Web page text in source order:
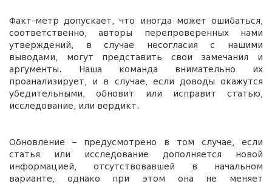
Факт-метр допускает, что иногда может ошибаться,
соответственно, авторы перепроверенных нами
утверждений, в случае несогласия с нашими
выводами, могут представить свои замечания и
аргументы. Наша команда внимательно их
проанализирует, и в случае, если доводы окажутся
убедительными, обновит или исправит статью,
исследование, или вердикт.
Обновление – предусмотрено в том случае, если
статья или исследование дополняется новой
информацией, отсутствовавшей в начальном
варианте, однако при этом она не меняет